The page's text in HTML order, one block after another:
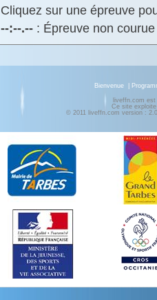
Cliquez sur une épreuve
--:--.--: Épreuve non
Bienvenue
liveffn.com
Ce site
© 2011 liveffn.com version :